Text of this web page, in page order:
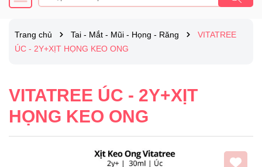
Trang chủ Tai - Mắt - Mũi - Họng - Răng
VITATREE
ÚC - 2Y+XỊT HỌNG KEO ONG
VITATREE ÚC - 2Y+XỊT
HỌNG KEO ONG